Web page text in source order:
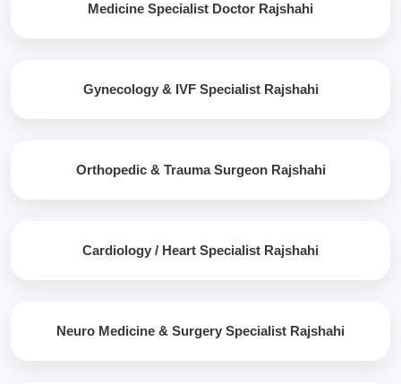
Medicine Specialist Doctor Rajshahi
Gynecology & IVF Specialist Rajshahi
Orthopedic & Trauma Surgeon Rajshahi
Cardiology / Heart Specialist Rajshahi
Neuro Medicine & Surgery Specialist Rajshahi